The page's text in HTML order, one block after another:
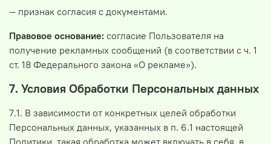
— признак согласия с документами.
Правовое основание: согласие Пользователя на
получение рекламных сообщений (в соответствии с ч. 1
ст. 18 Федерального закона «О рекламе»).
7. Условия Обработки Персональных данных
7.1. В зависимости от конкретных целей обработки
Персональных данных, указанных в п. 6.1 настоящей